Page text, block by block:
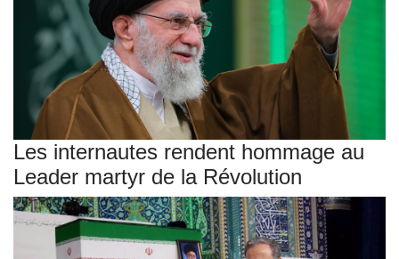
Les internautes rendent hommage au
Leader martyr de la Révolution